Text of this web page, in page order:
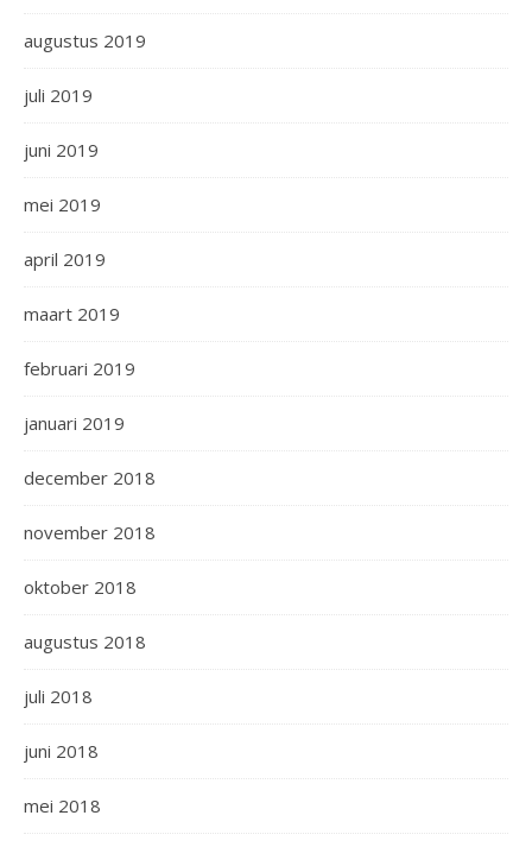
augustus 2019
juli 2019
juni 2019
mei 2019
april 2019
maart 2019
februari 2019
januari 2019
december 2018
november 2018
oktober 2018
augustus 2018
juli 2018
juni 2018
mei 2018